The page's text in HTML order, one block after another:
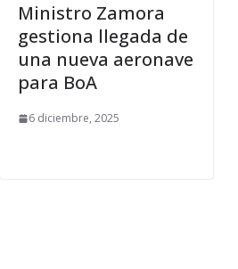
Ministro Zamora
gestiona llegada de
una nueva aeronave
para BoA
6 diciembre, 2025